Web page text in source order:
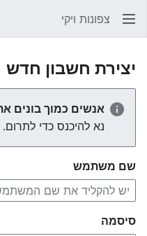
צפונות ויקי
יצירת חשבון חדש
אנשים כמוך בונים
נא להיכנס כדי לתרום.
שם משתמש
סיסמה